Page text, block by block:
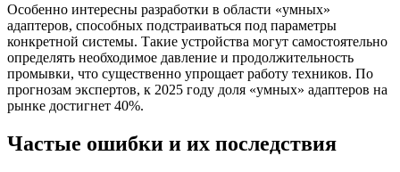
Особенно интересны разработки в области «умных»
адаптеров, способных подстраиваться под параметры
конкретной системы. Такие устройства могут самостоятельно
определять необходимое давление и продолжительность
промывки, что существенно упрощает работу техников. По
прогнозам экспертов, к 2025 году доля «умных» адаптеров на
рынке достигнет 40%.
Частые ошибки и их последствия